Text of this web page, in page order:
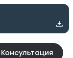
Консультация